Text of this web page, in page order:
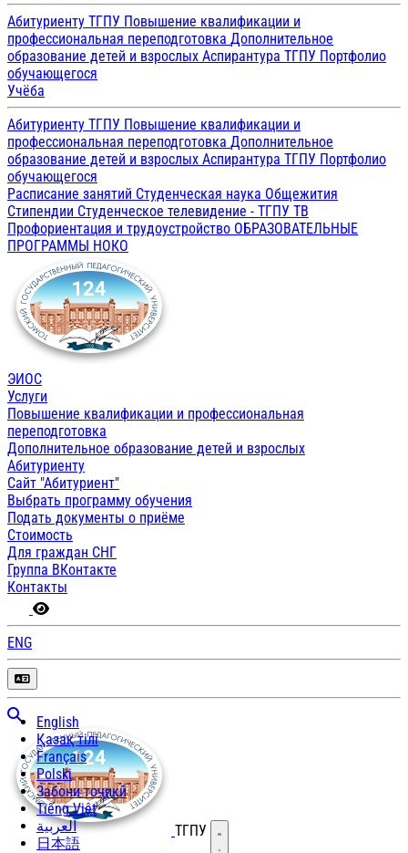
Абитуриенту ТГПУ Повышение квалификации и
профессиональная переподготовка Дополнительное
образование детей и взрослых Аспирантура ТГПУ Портфолио
обучающегося
Учёба
Абитуриенту ТГПУ Повышение квалификации и
профессиональная переподготовка Дополнительное
образование детей и взрослых Аспирантура ТГПУ Портфолио
обучающегося
Расписание занятий Студенческая наука Общежития
Стипендии Студенческое телевидение - ТГПУ ТВ
Профориентация и трудоустройство ОБРАЗОВАТЕЛЬНЫЕ
ПРОГРАММЫ НОКО
ЭИОС
Услуги
Повышение квалификации и профессиональная
переподготовка
Дополнительное образование детей и взрослых
Абитуриенту
Сайт "Абитуриент"
Выбрать программу обучения
Подать документы о приёме
Стоимость
Для граждан СНГ
Группа ВКонтакте
Контакты
ENG
English
Қазақ тілі
Français
Polski
Забони тоҷикӣ
Tiếng Việt
العربية
日本語
ТГПУ Открыть меню